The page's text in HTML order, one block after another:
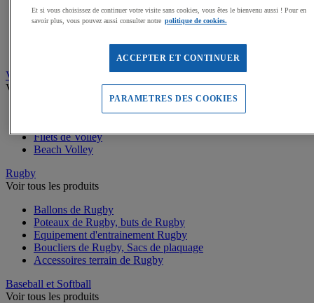
Filets de but de Hand
Accessoires d'entrainement de Handball
Volleyball
Voir tous les produits
Ballons de Volley
Filets de Volley
Beach Volley
Rugby
Voir tous les produits
Ballons de Rugby
Poteaux de Rugby, buts de Rugby
Equipement d'entrainement Rugby
Boucliers de Rugby, Sacs de plaquage
Accessoires terrain de Rugby
Baseball et Softball
Voir tous les produits
Et si vous choisissez de continuer votre visite sans cookies, vous êtes le bienvenu aussi ! Pour en
savoir plus, vous pouvez aussi consulter notre politique de cookies.
ACCEPTER ET CONTINUER
PARAMETRES DES COOKIES